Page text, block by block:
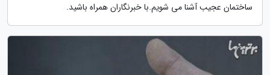
ساختمان عجیب آشنا می شویم.با خبرنگاران همراه باشید.